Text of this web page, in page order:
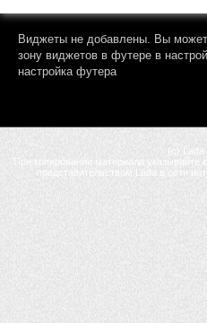
Виджеты не добавлены. Вы
зону виджетов в футере в
настройка футера
(с) Lada
При копировании материала
представительством Lada в сети